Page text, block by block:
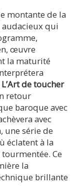
montante de la
audacieux qui
œuvre
la maturité
L’Art de toucher
retour
baroque avec
avec
une série de
éclatent à la
Ce
la
brillante